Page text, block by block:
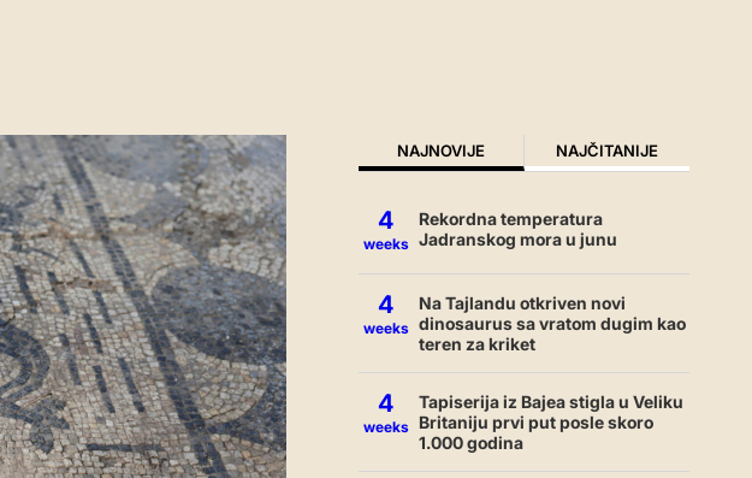
NAJNOVIJE NAJČITANIJE
4
weeks
Rekordna temperatura
Jadranskog mora u junu
4
weeks
Na Tajlandu otkriven novi
dinosaurus sa vratom dugim kao
teren za kriket
4
weeks
Tapiserija iz Bajea stigla u Veliku
Britaniju prvi put posle skoro
1.000 godina